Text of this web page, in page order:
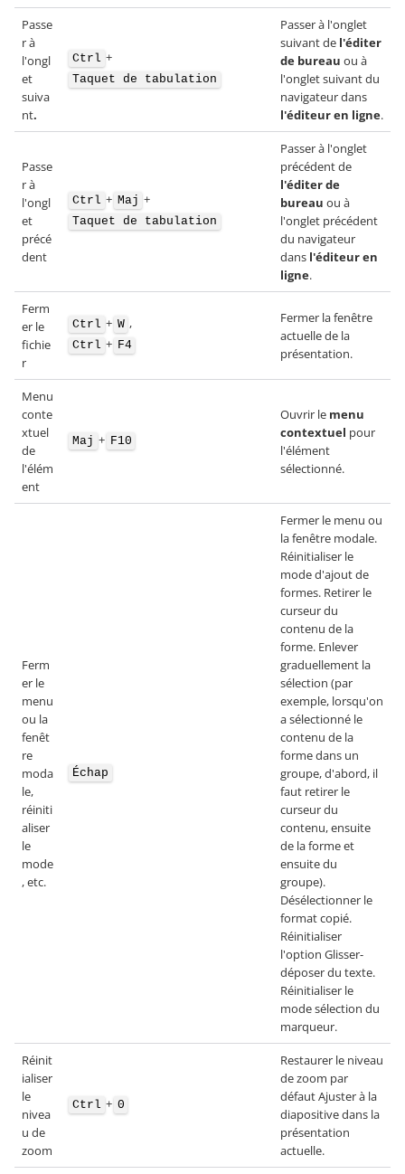
Passe
r à
l'ongl
et
suiva
nt.
Ctrl +
Taquet de tabulation
Passer à l'onglet
suivant de l'éditer
de bureau ou à
l'onglet suivant du
navigateur dans
l'éditeur en ligne.
Passe
r à
l'ongl
et
précé
dent
Ctrl + Maj +
Taquet de tabulation
Passer à l'onglet
précédent de
l'éditer de
bureau ou à
l'onglet précédent
du navigateur
dans l'éditeur en
ligne.
Ferm
er le
fichie
r
Ctrl + W ,
Ctrl + F4
Fermer la fenêtre
actuelle de la
présentation.
Menu
conte
xtuel
de
l'élém
ent
Maj + F10
Ouvrir le menu
contextuel pour
l'élément
sélectionné.
Ferm
er le
menu
ou la
fenêt
re
moda
le,
réiniti
aliser
le
mode
, etc.
Échap
Fermer le menu ou
la fenêtre modale.
Réinitialiser le
mode d'ajout de
formes. Retirer le
curseur du
contenu de la
forme. Enlever
graduellement la
sélection (par
exemple, lorsqu'on
a sélectionné le
contenu de la
forme dans un
groupe, d'abord, il
faut retirer le
curseur du
contenu, ensuite
de la forme et
ensuite du
groupe).
Désélectionner le
format copié.
Réinitialiser
l'option Glisser-
déposer du texte.
Réinitialiser le
mode sélection du
marqueur.
Réinit
ialiser
le
nivea
u de
zoom
Ctrl + 0
Restaurer le niveau
de zoom par
défaut Ajuster à la
diapositive dans la
présentation
actuelle.